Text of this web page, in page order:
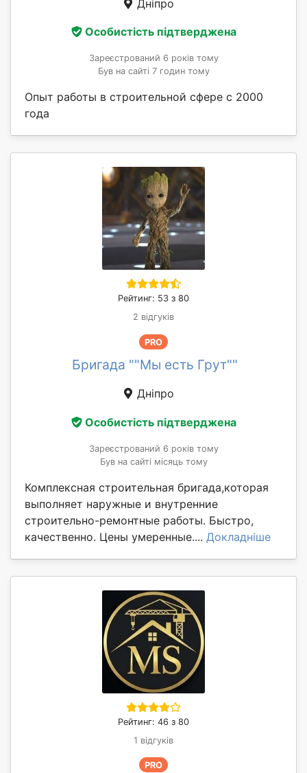
Дніпро
Особистість підтверджена
Зареєстрований 6 років тому
Був на сайті 7 годин тому
Опыт работы в строительной сфере с 2000
года
Рейтинг: 53 з 80
2 відгуків
PRO
Бригада ""Мы есть Грут""
Дніпро
Особистість підтверджена
Зареєстрований 6 років тому
Був на сайті місяць тому
Комплексная строительная бригада,которая
выполняет наружные и внутренние
строительно-ремонтные работы. Быстро,
качественно. Цены умеренные.... Докладніше
Рейтинг: 46 з 80
1 відгуків
PRO